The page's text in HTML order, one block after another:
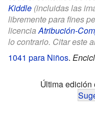
Kiddle (incluidas las
libremente para fines
licencia Atribución-
lo contrario. Citar este
1041 para Niños.
Última edición